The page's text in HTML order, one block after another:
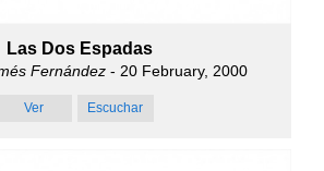
Las Dos Espadas
Fernández- 20 February, 2000
Ver Escuchar